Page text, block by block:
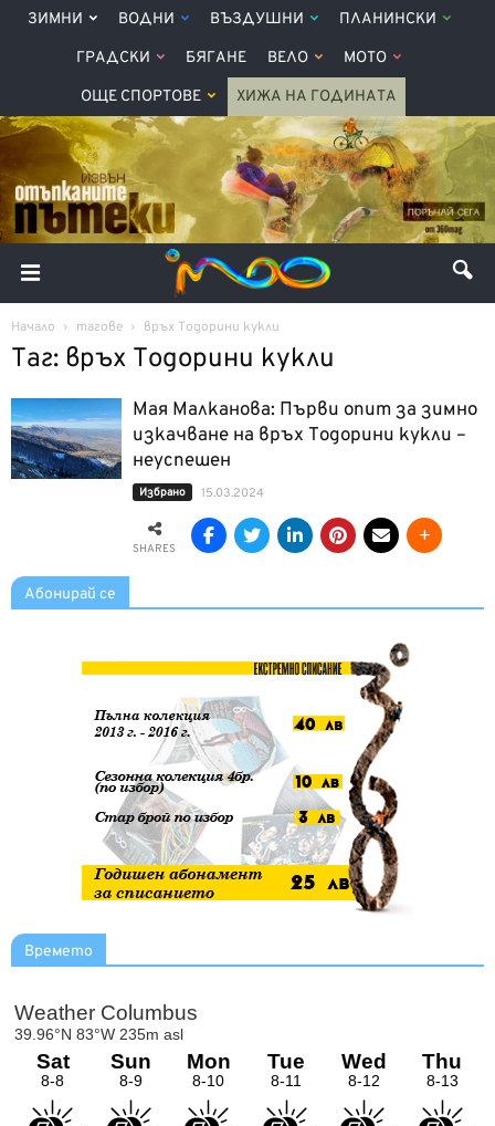
ЗИМНИ ВОДНИ ВЪЗДУШНИ ПЛАНИНСКИ
ГРАДСКИ БЯГАНЕ ВЕЛО МОТО
ОЩЕ СПОРТОВЕ ХИЖА НА ГОДИНАТА
Начало тагове връх Тодорини кукли
Таг: връх Тодорини кукли
Мая Малканова: Първи опит за зимно
изкачване на връх Тодорини кукли –
неуспешен
Избрано 15.03.2024
SHARES
Абонирай се
Времето